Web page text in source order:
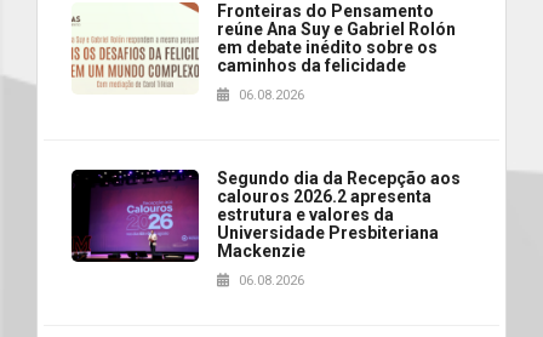
Fronteiras do Pensamento
reúne Ana Suy e Gabriel Rolón
em debate inédito sobre os
caminhos da felicidade
06.08.2026
Segundo dia da Recepção aos
calouros 2026.2 apresenta
estrutura e valores da
Universidade Presbiteriana
Mackenzie
06.08.2026